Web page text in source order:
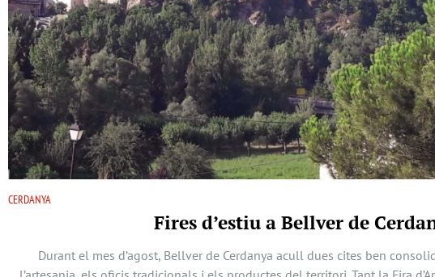
CERDANYA
Fires d’estiu a Bellver de
Durant el mes d’agost, Bellver de Cerdanya acull dues cites ben